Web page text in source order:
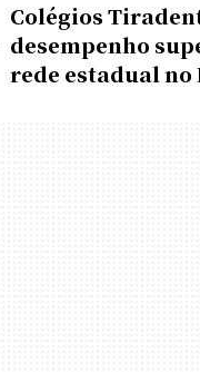
Colégios
desempenho
rede estadual no